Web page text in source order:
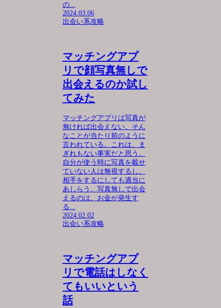
の...
2024.03.06
出会い系攻略
マッチングアプ
リで顔写真無しで
出会えるのか試し
てみた
マッチングアプリは写真が
無ければ出会えない。そん
なことが当たり前のように
言われている。これは、ま
ぎれもない事実だと思う。
自分が使う時に写真を載せ
ていない人は無視するし、
相手をするにしても適当に
あしらう。写真無しで出会
えるのは、お金が発生す
る...
2024.02.02
出会い系攻略
マッチングアプ
リで電話はしなく
てもいいという
話